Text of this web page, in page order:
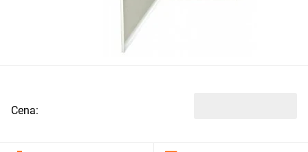
Cena: